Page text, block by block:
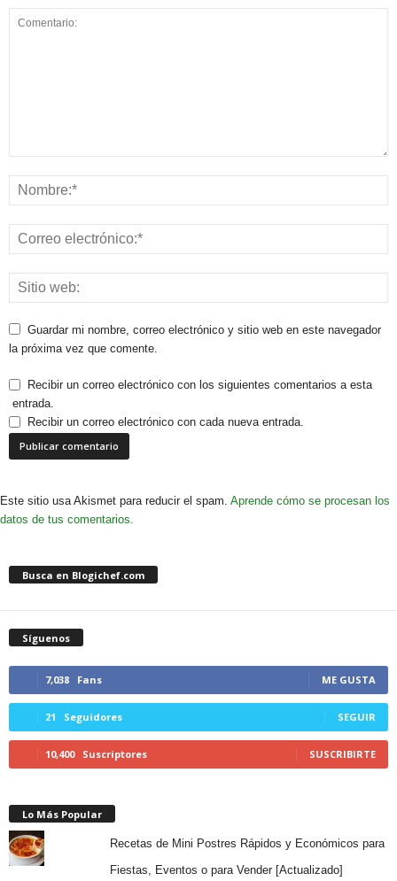
Guardar mi nombre, correo electrónico y sitio web en este navegador
la próxima vez que comente.
Recibir un correo electrónico con los siguientes comentarios a esta
entrada.
Recibir un correo electrónico con cada nueva entrada.
Este sitio usa Akismet para reducir el spam. Aprende cómo se procesan los
datos de tus comentarios.
Busca en Blogichef.com
Síguenos
7,038 Fans ME GUSTA
21 Seguidores SEGUIR
10,400 Suscriptores SUSCRIBIRTE
Lo Más Popular
Recetas de Mini Postres Rápidos y Económicos para
Fiestas, Eventos o para Vender [Actualizado]